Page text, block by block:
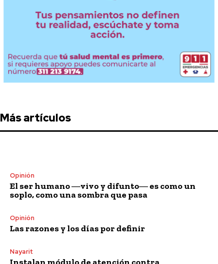
Más artículos
Opinión
El ser humano ―vivo y difunto― es como un
soplo, como una sombra que pasa
Opinión
Las razones y los días por definir
Nayarit